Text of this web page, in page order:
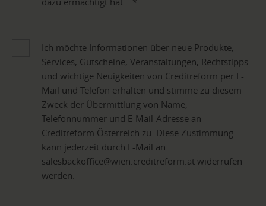
Ich möchte Informationen über neue Produkte,
Services, Gutscheine, Veranstaltungen, Rechtstipps
und wichtige Neuigkeiten von Creditreform per E-
Mail und Telefon erhalten und stimme zu diesem
Zweck der Übermittlung von Name,
Telefonnummer und E-Mail-Adresse an
Creditreform Österreich zu. Diese Zustimmung
kann jederzeit durch E-Mail an
salesbackoffice@wien.creditreform.at widerrufen
werden.